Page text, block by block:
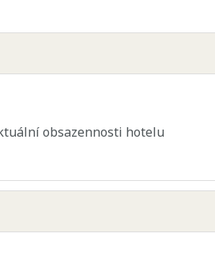
obsazennosti hotelu